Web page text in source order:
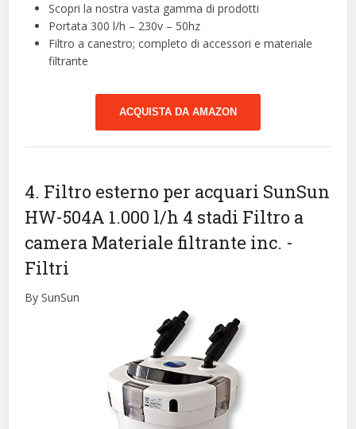
Scopri la nostra vasta gamma di prodotti
Portata 300 l/h – 230v – 50hz
Filtro a canestro; completo di accessori e materiale
filtrante
ACQUISTA DA AMAZON
4. Filtro esterno per acquari SunSun
HW-504A 1.000 l/h 4 stadi Filtro a
camera Materiale filtrante inc. -
Filtri
By SunSun